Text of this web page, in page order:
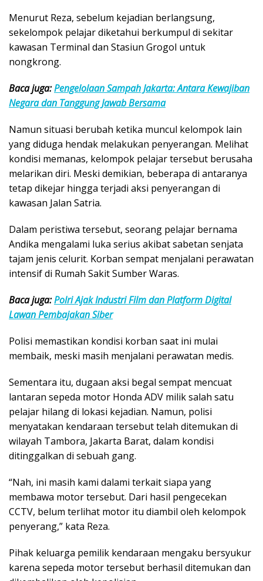
Menurut Reza, sebelum kejadian berlangsung,
sekelompok pelajar diketahui berkumpul di sekitar
kawasan Terminal dan Stasiun Grogol untuk
nongkrong.
Baca juga:Pengelolaan Sampah Jakarta: Antara Kewajiban
Negara dan Tanggung Jawab Bersama
Namun situasi berubah ketika muncul kelompok lain
yang diduga hendak melakukan penyerangan. Melihat
kondisi memanas, kelompok pelajar tersebut berusaha
melarikan diri. Meski demikian, beberapa di antaranya
tetap dikejar hingga terjadi aksi penyerangan di
kawasan Jalan Satria.
Dalam peristiwa tersebut, seorang pelajar bernama
Andika mengalami luka serius akibat sabetan senjata
tajam jenis celurit. Korban sempat menjalani perawatan
intensif di Rumah Sakit Sumber Waras.
Baca juga:Polri Ajak Industri Film dan Platform Digital
Lawan Pembajakan Siber
Polisi memastikan kondisi korban saat ini mulai
membaik, meski masih menjalani perawatan medis.
Sementara itu, dugaan aksi begal sempat mencuat
lantaran sepeda motor Honda ADV milik salah satu
pelajar hilang di lokasi kejadian. Namun, polisi
menyatakan kendaraan tersebut telah ditemukan di
wilayah Tambora, Jakarta Barat, dalam kondisi
ditinggalkan di sebuah gang.
“Nah, ini masih kami dalami terkait siapa yang
membawa motor tersebut. Dari hasil pengecekan
CCTV, belum terlihat motor itu diambil oleh kelompok
penyerang,” kata Reza.
Pihak keluarga pemilik kendaraan mengaku bersyukur
karena sepeda motor tersebut berhasil ditemukan dan